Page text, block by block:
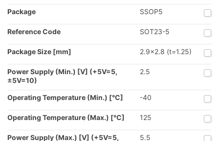
Package SSOP5
Reference Code SOT23-5
Package Size [mm] 2.9x2.8 (t=1.25)
Power Supply (Min.) [V] (+5V=5,
±5V=10)
2.5
Operating Temperature (Min.) [°C] -40
Operating Temperature (Max.) [°C] 125
Power Supply (Max.) [V] (+5V=5, 5.5